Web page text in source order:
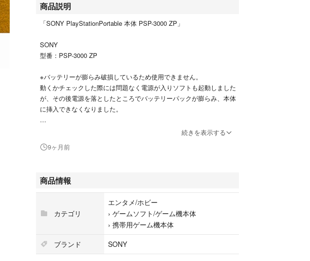
商品説明
「SONY PlayStationPortable 本体 PSP-3000 ZP」
SONY
型番：PSP-3000 ZP
※バッテリーが膨らみ破損しているため使用できません。
動くかチェックした際には問題なく電源が入りソフトも起動しました
が、その後電源を落としたところでバッテリーパックが膨らみ、本体
に挿入できなくなりました。
※電源ケーブルはありますが、使用していた当時に純正のACアダプタ
用していましたが、純正の電源ケーブルとの接続はできません。
#SONY
#ゲームソフト/ゲーム機本体
続きを表示する
9ヶ月前
商品情報
カテゴリ
エンタメ/ホビー
› ゲームソフト/ゲーム機本体
› 携帯用ゲーム機本体
ブランド
SONY